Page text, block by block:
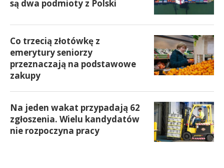
są dwa podmioty z Polski
Co trzecią złotówkę z
emerytury seniorzy
przeznaczają na podstawowe
zakupy
Na jeden wakat przypadają 62
zgłoszenia. Wielu kandydatów
nie rozpoczyna pracy